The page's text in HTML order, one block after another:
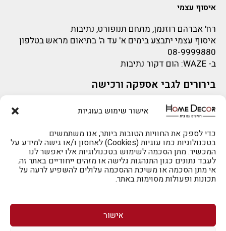
אישור שימוש בעוגיות
כדי לספק את החוויות הטובות ביותר, אנו משתמשים
בטכנולוגיות כמו עוגיות (Cookies) לאחסון ו/או גישה למידע על
המכשיר. מתן הסכמה לשימוש בטכנולוגיות אלו יאפשר לנו
לעבד נתונים כגון התנהגות גלישה או מזהים ייחודיים באתר זה.
אי מתן הסכמה או משיכת ההסכמה עלולים להשפיע לרעה על
תכונות ופעולות מסוימות באתר.
אישור
איסוף עצמי
רח' אברהם רוזנמן, מתחם תנופורט, נתיבות
איסוף עצמי יתבצע בימים א' עד ה' בתיאום מראש בטלפון
08-9999880
ב- WAZE: הום דקור נתיבות
בירורים לגבי אספקה ורכישה
בירור לגבי אספקה -ניתן לפנות למייל:
sigal@home-decor.co.il
פניות לפני רכישה – ניתן לפנות למייל: omer@home-
decor.co.il
לרכישה טלפונית: 073-2002666